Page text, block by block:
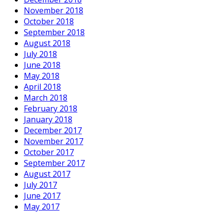
November 2018
October 2018
September 2018
August 2018
July 2018
June 2018
May 2018
April 2018
March 2018
February 2018
January 2018
December 2017
November 2017
October 2017
September 2017
August 2017
July 2017
June 2017
May 2017